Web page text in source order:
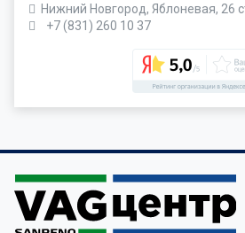
Нижний Новгород, Яблоневая, 26
+7 (831) 260 10 37